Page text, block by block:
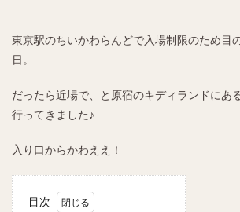
東京駅のちいかわらんどで入場制限のため目
日。
だったら近場で、と原宿のキディランドにあ
行ってきました♪
入り口からかわええ！
目次